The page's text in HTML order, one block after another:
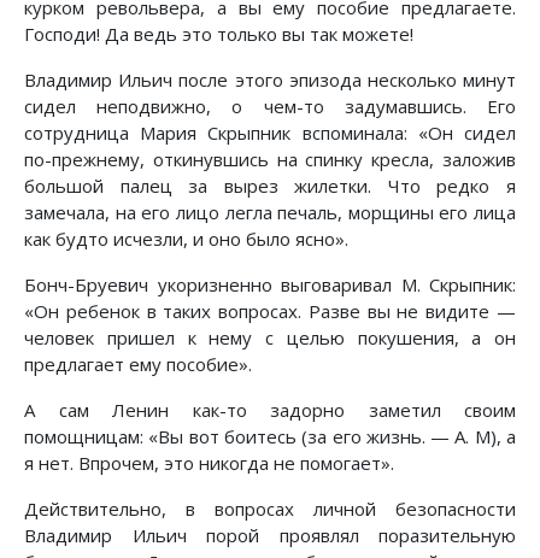
курком револьвера, а вы ему пособие предлагаете.
Господи! Да ведь это только вы так можете!
Владимир Ильич после этого эпизода несколько минут
сидел неподвижно, о чем-то задумавшись. Его
сотрудница Мария Скрыпник вспоминала: «Он сидел
по-прежнему, откинувшись на спинку кресла, заложив
большой палец за вырез жилетки. Что редко я
замечала, на его лицо легла печаль, морщины его лица
как будто исчезли, и оно было ясно».
Бонч-Бруевич укоризненно выговаривал М. Скрыпник:
«Он ребенок в таких вопросах. Разве вы не видите —
человек пришел к нему с целью покушения, а он
предлагает ему пособие».
А сам Ленин как-то задорно заметил своим
помощницам: «Вы вот боитесь (за его жизнь. — А. М), а
я нет. Впрочем, это никогда не помогает».
Действительно, в вопросах личной безопасности
Владимир Ильич порой проявлял поразительную